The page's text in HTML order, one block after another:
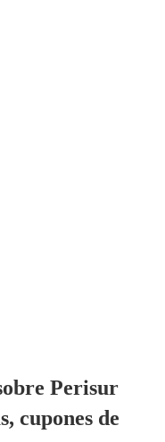
Perisur
cupones de